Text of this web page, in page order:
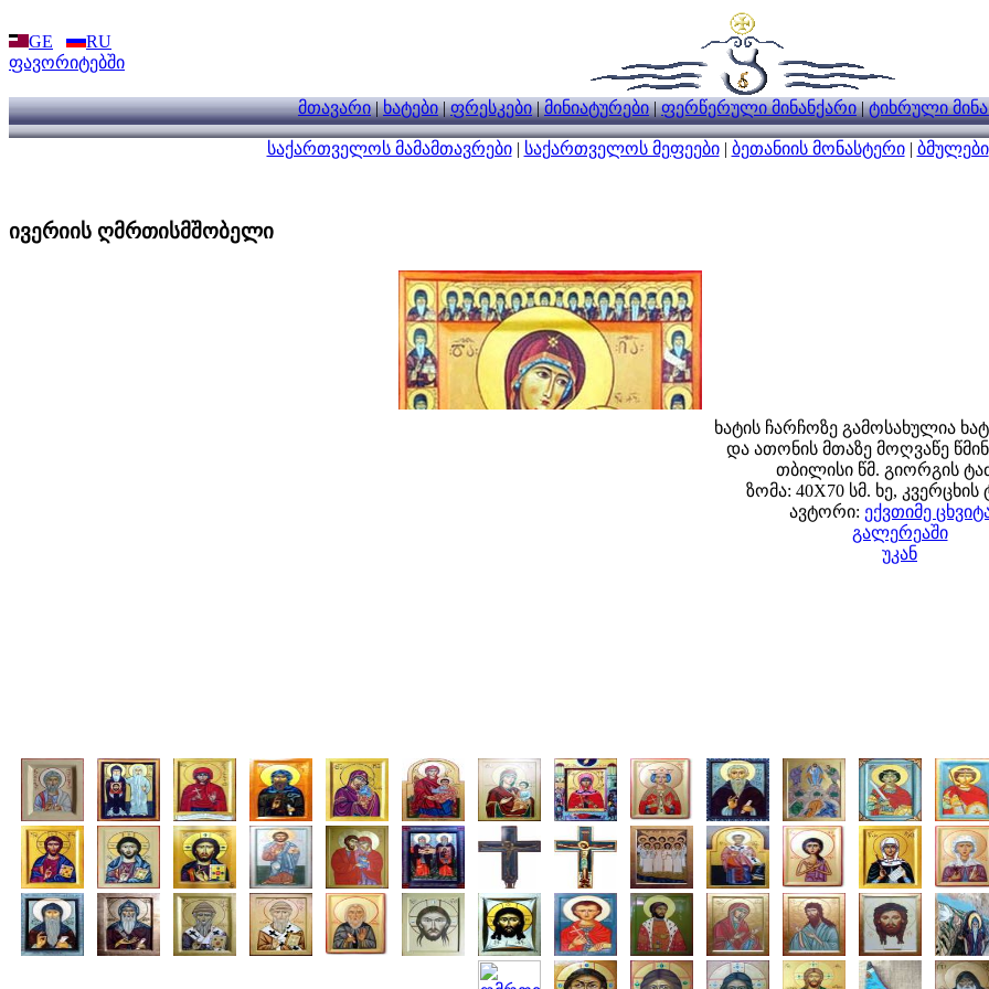
GE
RU
ფავორიტებში
მთავარი|ხატები|ფრესკები|მინიატურები|ფერწერული მინანქარი|ტიხრული
საქართველოს მამამთავრები | საქართველოს მეფეები | ბეთანიის მონასტერი | ბმულები
ივერიის ღმრთისმშობელი
ხატის ჩარჩოზე გამოსახულია
და ათონის მთაზე მოღვაწე
თბილისი წმ. გიორგის
ზომა: 40X70 სმ. ხე, კვერცხის
ავტორი: ექვთიმე
გალერეაში
უკან